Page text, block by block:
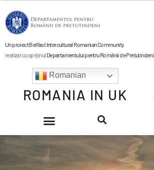
Romanian
ROMANIA IN UK
Un proiect Belfast Intercultural Romanian Community
realizat cu sprijinul Departamentului pentru Românii de Pretutindeni